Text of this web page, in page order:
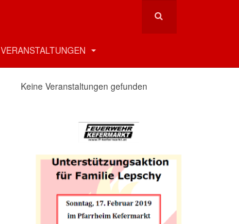
VERANSTALTUNGEN
Keine Veranstaltungen gefunden